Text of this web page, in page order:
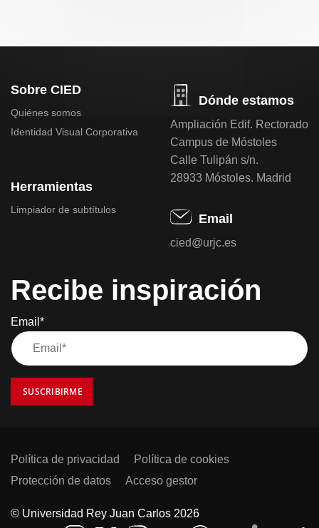
Sobre CIED
Quiénes somos
Identidad Visual Corporativa
Herramientas
Limpiador de subtítulos
Dónde estamos
Ampliación Edif. Rectorado
Campus de Móstoles
Calle Tulipán s/n.
28933 Móstoles. Madrid
Email
cied@urjc.es
Recibe inspiración
Email*
SUSCRIBIRME
Política de privacidad
Política de cookies
Protección de datos
Acceso gestor
© Universidad Rey Juan Carlos 2026